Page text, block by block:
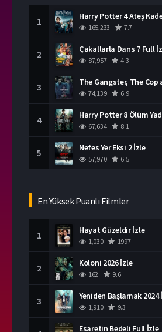
1 Harry Potter 4 Ateş
165,233 7.7
2 Çakallarla Dans 7 Full
87,957 4.3
3
74,139 6.9
4
67,634 8.1
5 Nefes Yer Eksi 2 İzle
57,970 6.5
En Yüksek Puanlı Filmler
1 Hayat Güzeldir İzle
1,030 1997
2 Koloni 2026 İzle
162 9.6
3 Yeniden Başlamak 2024
1,910 9.3
Esaretin Bedeli Full İzle